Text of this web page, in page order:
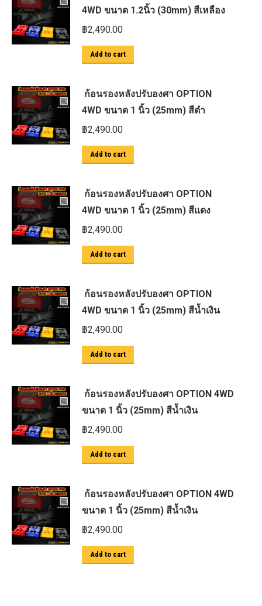
4WD ขนาด 1.2นิ้ว (30mm) สีเหลือง
฿2,490.00
Add to cart
ก้อนรองหลังปรับองศา OPTION
4WD ขนาด 1 นิ้ว (25mm) สีดำ
฿2,490.00
Add to cart
ก้อนรองหลังปรับองศา OPTION
4WD ขนาด 1 นิ้ว (25mm) สีแดง
฿2,490.00
Add to cart
ก้อนรองหลังปรับองศา OPTION
4WD ขนาด 1 นิ้ว (25mm) สีน้ำเงิน
฿2,490.00
Add to cart
ก้อนรองหลังปรับองศา OPTION 4WD
ขนาด 1 นิ้ว (25mm) สีน้ำเงิน
฿2,490.00
Add to cart
ก้อนรองหลังปรับองศา OPTION 4WD
ขนาด 1 นิ้ว (25mm) สีน้ำเงิน
฿2,490.00
Add to cart